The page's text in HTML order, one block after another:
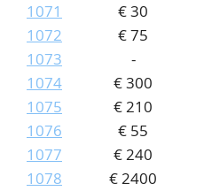
1071
€ 30
1072
€ 75
1073
-
1074
€ 300
1075
€ 210
1076
€ 55
1077
€ 240
1078
€ 2400